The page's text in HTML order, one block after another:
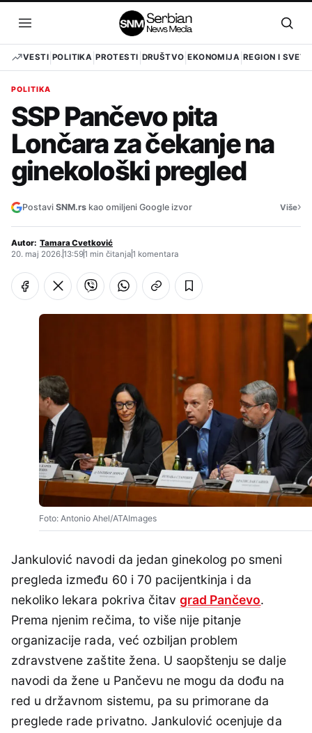
sadržaj
Otvori
meni
VESTI POLITIKA PROTESTI DRUŠTVO EKONOMIJA REGION I SVET
POLITIKA
SSP Pančevo pita
Lončara za čekanje na
ginekološki pregled
Postavi SNM.rs kao omiljeni Google izvor Više›
Autor: Tamara Cvetković
20. maj 2026.13:591 min čitanja1 komentara
Foto: Antonio Ahel/ATAImages
Jankulović navodi da jedan ginekolog po smeni
pregleda između 60 i 70 pacijentkinja i da
nekoliko lekara pokriva čitavgrad Pančevo.
Prema njenim rečima, to više nije pitanje
organizacije rada, već ozbiljan problem
zdravstvene zaštite žena. U saopštenju se dalje
navodi da žene u Pančevu ne mogu da dođu na
red u državnom sistemu, pa su primorane da
preglede rade privatno. Jankulović ocenjuje da